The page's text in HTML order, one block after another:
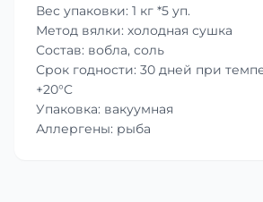
Вес упаковки: 1 кг *5 уп.
Метод вялки: холодная сушка
Состав: вобла, соль
Срок годности: 30 дней при
+20°C
Упаковка: вакуумная
Аллергены: рыба